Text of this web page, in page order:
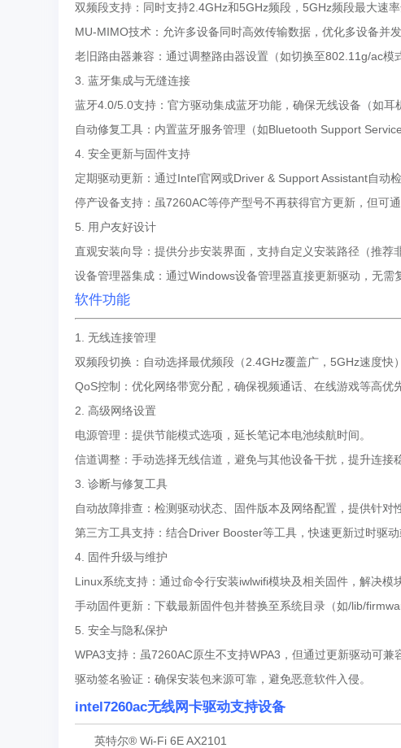
双频段支持：同时支持2.4GHz和5GHz频段，5GHz频段最大速
MU-MIMO技术：允许多设备同时高效传输数据，优化多设备并发
老旧路由器兼容：通过调整路由器设置（如切换至802.11g/ac模
3. 蓝牙集成与无缝连接
蓝牙4.0/5.0支持：官方驱动集成蓝牙功能，确保无线设备（如耳
自动修复工具：内置蓝牙服务管理（如Bluetooth Support
4. 安全更新与固件支持
定期驱动更新：通过Intel官网或Driver & Support Assistant自动
停产设备支持：虽7260AC等停产型号不再获得官方更新，但可
5. 用户友好设计
直观安装向导：提供分步安装界面，支持自定义安装路径（推荐
设备管理器集成：通过Windows设备管理器直接更新驱动，无需
软件功能
1. 无线连接管理
双频段切换：自动选择最优频段（2.4GHz覆盖广，5GHz速度快
QoS控制：优化网络带宽分配，确保视频通话、在线游戏等高优
2. 高级网络设置
电源管理：提供节能模式选项，延长笔记本电池续航时间。
信道调整：手动选择无线信道，避免与其他设备干扰，提升连接
3. 诊断与修复工具
自动故障排查：检测驱动状态、固件版本及网络配置，提供针对
第三方工具支持：结合Driver Booster等工具，快速更新过时驱动
4. 固件升级与维护
Linux系统支持：通过命令行安装iwlwifi模块及相关固件，解决模
手动固件更新：下载最新固件包并替换至系统目录（如/lib/
5. 安全与隐私保护
WPA3支持：虽7260AC原生不支持WPA3，但通过更新驱动可兼
驱动签名验证：确保安装包来源可靠，避免恶意软件入侵。
intel7260ac无线网卡驱动支持设备
英特尔® Wi-Fi 6E AX2101